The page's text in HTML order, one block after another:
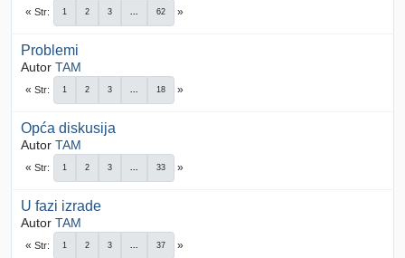
Str 1 2 3 ... 62
Problemi
Autor TAM
Str 1 2 3 ... 18
Opća diskusija
Autor TAM
Str 1 2 3 ... 33
U fazi izrade
Autor TAM
Str 1 2 3 ... 37